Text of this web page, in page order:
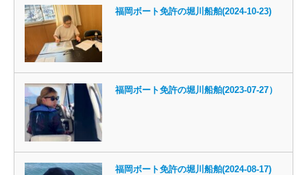
福岡ボート免許の堀川船舶(2024-10-23)
福岡ボート免許の堀川船舶(2023-07-27）
福岡ボート免許の堀川船舶(2024-08-17)